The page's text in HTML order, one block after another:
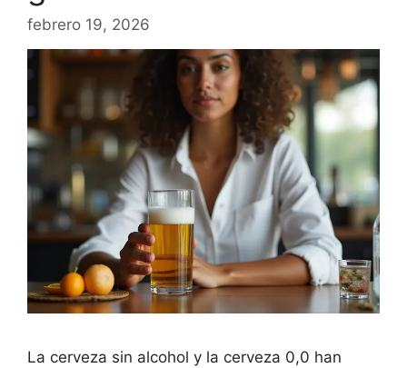
febrero 19, 2026
La cerveza sin alcohol y la cerveza 0,0 han